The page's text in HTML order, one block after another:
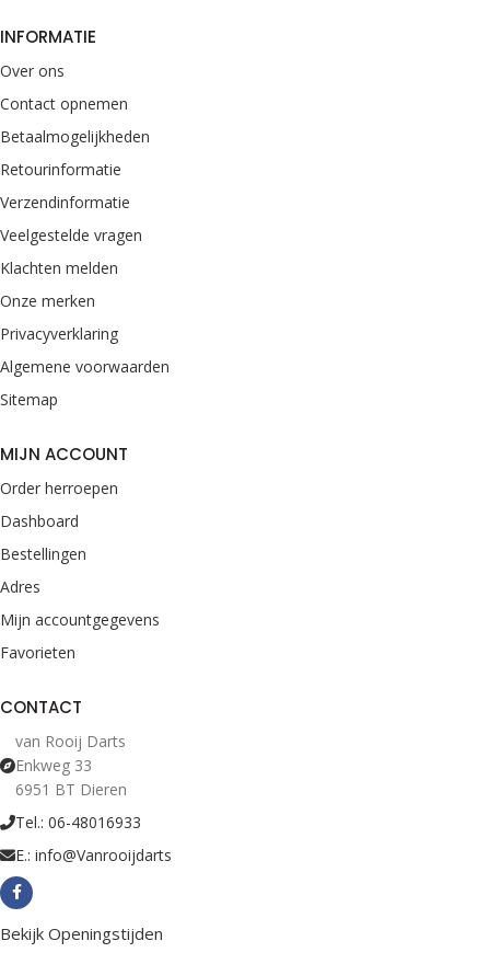
INFORMATIE
Over ons
Contact opnemen
Betaalmogelijkheden
Retourinformatie
Verzendinformatie
Veelgestelde vragen
Klachten melden
Onze merken
Privacyverklaring
Algemene voorwaarden
Sitemap
MIJN ACCOUNT
Order herroepen
Dashboard
Bestellingen
Adres
Mijn accountgegevens
Favorieten
CONTACT
van Rooij Darts
Enkweg 33
6951 BT Dieren
Tel.: 06-48016933
E.: info@Vanrooijdarts
Bekijk Openingstijden